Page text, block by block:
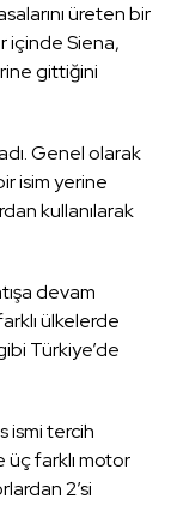
üreten bir
içinde Siena,
gittiğini
Genel olarak
isim yerine
kullanılarak
devam
ülkelerde
Türkiye’de
ismi tercih
üç farklı motor
2’si